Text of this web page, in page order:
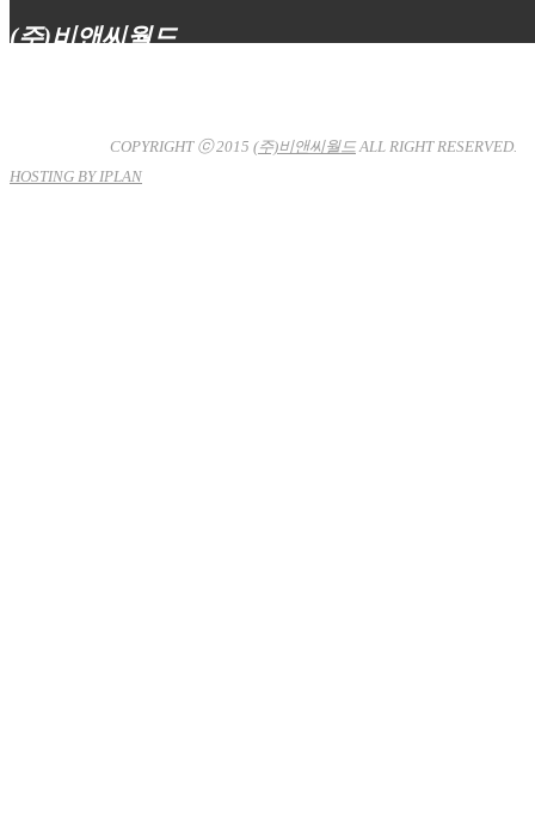
(주)비앤씨월드
COPYRIGHT ⓒ 2015 (주)비앤씨월드ALL RIGHT RESERVED.
HOSTING BY IPLAN